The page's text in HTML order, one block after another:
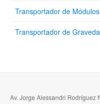
Transportador de
Transportador de
Av. Jorge Alessandri Rodríguez